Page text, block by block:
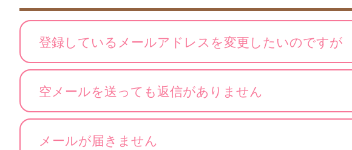
登録しているメールアドレスを変更したいのですが
空メールを送っても返信がありません
メールが届きません